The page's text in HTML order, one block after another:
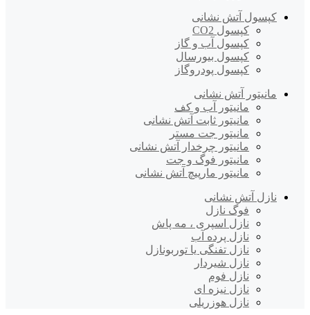
کپسول آتش نشانی
کپسول CO2
کپسول آب و گاز
کپسول بیورسال
کپسول پودروگاز
مانیتور آتش نشانی
مانیتور آب و کف
مانیتور ثابت آتش نشانی
مانیتور جت مستر
مانیتور چرخدار آتش نشانی
مانیتور فوگ و جت
مانیتور مارپیچ آتش نشانی
نازل آتش نشانی
فوگ نازل
نازل اسپری ، مه پاش
نازل پرده آب
نازل تفنگی یا توربونازل
نازل شیردار
نازل فوم
نازل نیزه ای
نازل هوزریلی